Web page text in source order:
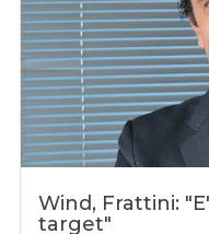
Wind, Frattini:
target"